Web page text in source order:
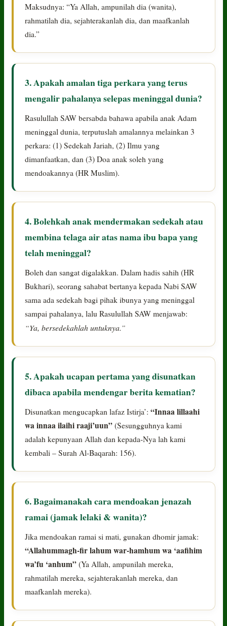
Maksudnya: “Ya Allah, ampunilah dia (wanita),
rahmatilah dia, sejahterakanlah dia, dan maafkanlah
dia.”
3. Apakah amalan tiga perkara yang terus
mengalir pahalanya selepas meninggal dunia?
Rasulullah SAW bersabda bahawa apabila anak Adam
meninggal dunia, terputuslah amalannya melainkan 3
perkara: (1) Sedekah Jariah, (2) Ilmu yang
dimanfaatkan, dan (3) Doa anak soleh yang
mendoakannya (HR Muslim).
4. Bolehkah anak mendermakan sedekah atau
membina telaga air atas nama ibu bapa yang
telah meninggal?
Boleh dan sangat digalakkan. Dalam hadis sahih (HR
Bukhari), seorang sahabat bertanya kepada Nabi SAW
sama ada sedekah bagi pihak ibunya yang meninggal
sampai pahalanya, lalu Rasulullah SAW menjawab:
“Ya, bersedekahlah untuknya.”
5. Apakah ucapan pertama yang disunatkan
dibaca apabila mendengar berita kematian?
Disunatkan mengucapkan lafaz Istirja’:“Innaa lillaahi
wa innaa ilaihi raaji’uun” (Sesungguhnya kami
adalah kepunyaan Allah dan kepada-Nya lah kami
kembali – Surah Al-Baqarah: 156).
6. Bagaimanakah cara mendoakan jenazah
ramai (jamak lelaki & wanita)?
Jika mendoakan ramai si mati, gunakan dhomir jamak:
“Allahummagh-fir lahum war-hamhum wa ‘aafihim
wa’fu ‘anhum” (Ya Allah, ampunilah mereka,
rahmatilah mereka, sejahterakanlah mereka, dan
maafkanlah mereka).